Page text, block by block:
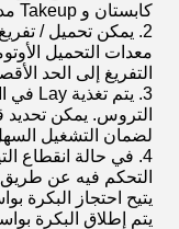
كابستان و Takeup
2. يمكن تحميل / تفريغ جميع البكرات في وقت واحد بواسطة
معدات التحميل
التفريغ إلى الحد
3. يتم تغذية Lay في
التروس. يمكن تحديد
لضمان التشغيل
4. في حالة انقطاع
التحكم فيه عن طريق
يتيح احتجاز البكرة
يتم إطلاق البكرة